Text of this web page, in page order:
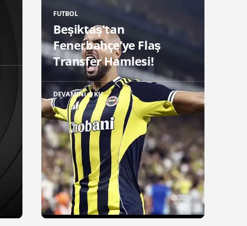
FUTBOL
Beşiktaş'tan
Fenerbahçe’ye Flaş
Transfer Hamlesi!
DEVAMINI OKU